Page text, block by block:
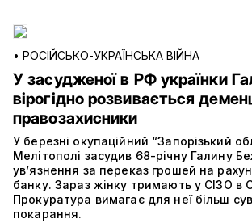
• РОСІЙСЬКО-УКРАЇНСЬКА ВІЙНА
У засудженої в РФ українки
вірогідно розвивається
правозахисники
У березні окупаційний “Запорізький
Мелітополі засудив 68-річну Галину
ув’язнення за переказ грошей на
банку. Зараз жінку тримають у СІЗО в
Прокуратура вимагає для неї більш
покарання.